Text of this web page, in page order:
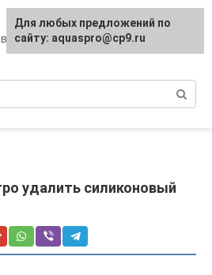
современной ванной
удалить силиконовый
Для любых предложений по
сайту: aquaspro@cp9.ru